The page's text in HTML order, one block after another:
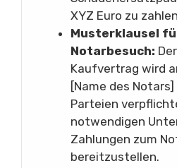
XYZ Euro zu
Musterklausel
Notarbesuch:
Kaufvertrag wird
[Name des
Parteien
notwendigen
Zahlungen zum
bereitzustellen.